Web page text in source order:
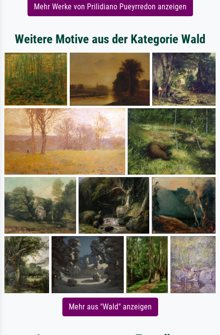
Mehr Werke von Prilidiano Pueyrredon anzeigen
Weitere Motive aus der Kategorie Wald
Mehr aus "Wald" anzeigen